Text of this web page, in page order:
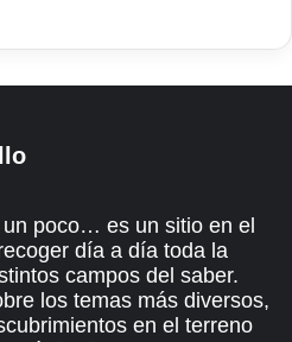
poco… es un sitio en el
día a día toda la
campos del saber.
los temas más diversos,
en el terreno